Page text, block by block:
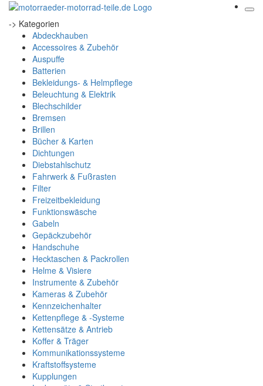
-> Kategorien
Abdeckhauben
Accessoires & Zubehör
Auspuffe
Batterien
Bekleidungs- & Helmpflege
Beleuchtung & Elektrik
Blechschilder
Bremsen
Brillen
Bücher & Karten
Dichtungen
Diebstahlschutz
Fahrwerk & Fußrasten
Filter
Freizeitbekleidung
Funktionswäsche
Gabeln
Gepäckzubehör
Handschuhe
Hecktaschen & Packrollen
Helme & Visiere
Instrumente & Zubehör
Kameras & Zubehör
Kennzeichenhalter
Kettenpflege & -Systeme
Kettensätze & Antrieb
Koffer & Träger
Kommunikationssysteme
Kraftstoffsysteme
Kupplungen